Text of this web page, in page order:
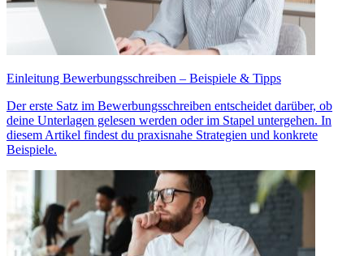
Einleitung Bewerbungsschreiben – Beispiele & Tipps
Der erste Satz im Bewerbungsschreiben entscheidet darüber, ob
deine Unterlagen gelesen werden oder im Stapel untergehen. In
diesem Artikel findest du praxisnahe Strategien und konkrete
Beispiele.